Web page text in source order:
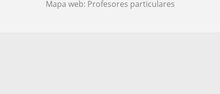
Mapa web: Profesores particulares